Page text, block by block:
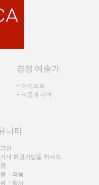
경쟁 예술가
- 아티스트
- 비공개 내역
니티
인
서 회원가입을 하세요
- 작품
- 행사